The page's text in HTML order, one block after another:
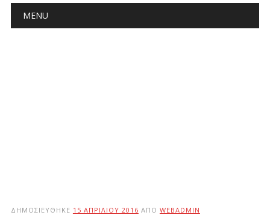
Main menu
MENU
ΔΗΜΟΣΙΕΎΘΗΚΕ 15 ΑΠΡΙΛΊΟΥ 2016 ΑΠΌ WEBADMIN